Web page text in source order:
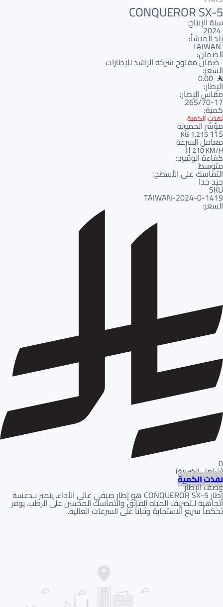
CONQUEROR SX-5
سنة الإنتاج:
2024
بلد المنشأ:
TAIWAN
الضمان:
ضمان مفتوح شركة الراشد للإطارات
السعر:
0.00
الإطار:
مقاس الإطار:
265/70-17
كمية:
نفذت الكمية
مؤشر الحمولة
115
1,215 KG
معامل السرعة
H210 KM/H
كفاءة الوقود:
متوسط
التماسك على الأسطح:
جيد جدا
SKU
1419-TAIWAN-2024-0
السعر:
0
(شامل الضريبة)
نفذت الكمية
وصف الإطار
إطار CONQUEROR SX-5 هو إطار صيفي عالي الأداء. يتميز بـدعسة
اتجاهية لـتصريف المياه الفائق والتماسك المحسن على الرطب. يوفر
تحكماً سريع الاستجابة وثباتاً على السرعات العالية.